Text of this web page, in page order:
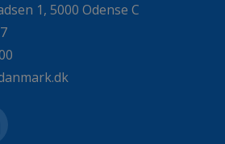
1, 5000 Odense C